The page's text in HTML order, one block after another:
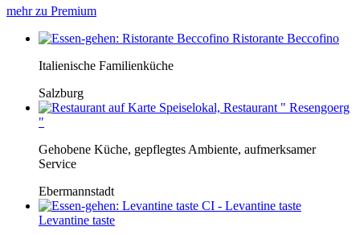
mehr zu Premium
Ristorante Beccofino
Italienische Familienküche
Salzburg
Speiselokal, Restaurant " Resengoerg
"
Gehobene Küche, gepflegtes Ambiente, aufmerksamer
Service
Ebermannstadt
Levantine taste